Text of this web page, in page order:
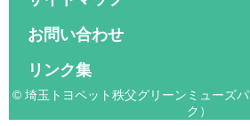
お問い合わせ
リンク集
© 埼玉トヨペット秩父グリーンミューズ
ク）